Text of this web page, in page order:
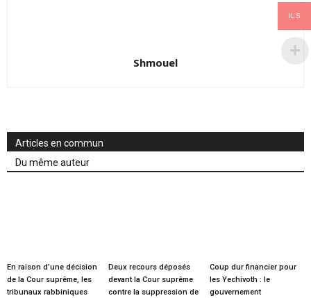
Shmouel
Articles en commun
Du même auteur
En raison d’une décision
de la Cour suprême, les
tribunaux rabbiniques
Deux recours déposés
devant la Cour suprême
contre la suppression de
Coup dur financier pour
les Yechivoth : le
gouvernement
ILS